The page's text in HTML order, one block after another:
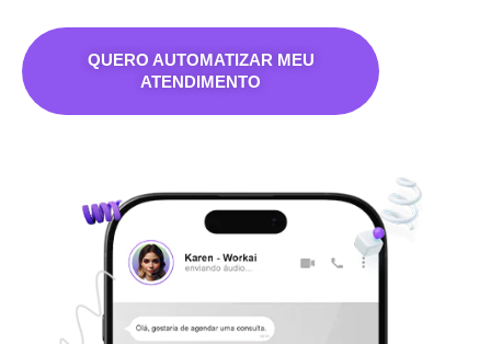
QUERO AUTOMATIZAR MEU
ATENDIMENTO